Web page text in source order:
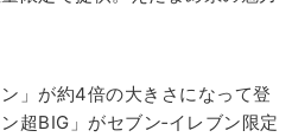
」が約4倍の大きさになって登
超BIG」がセブン‐イレブン限定